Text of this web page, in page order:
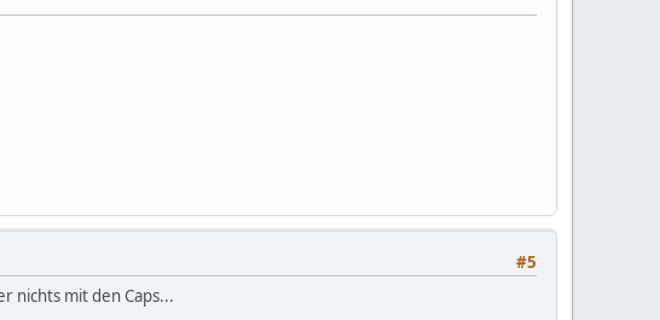
#5
nichts mit den Caps...